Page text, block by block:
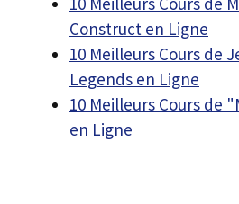
Construct en Ligne
10 Meilleurs Cours de
Legends en Ligne
10 Meilleurs Cours de
en Ligne